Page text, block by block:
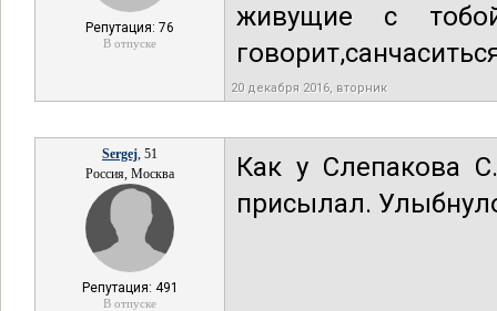
Репутация: 76
В отпуске
живущие с
20 декабря 2016, вторник
Sergej, 51
Россия, Москва
Репутация: 491
В отпуске
Как у Слепакова
присылал.